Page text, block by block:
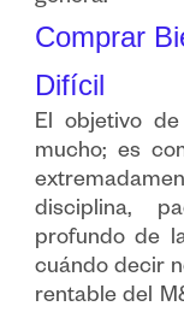
Comprar
Difícil
El objetivo
mucho; es
disciplina,
profundo de
cuándo decir
rentable del